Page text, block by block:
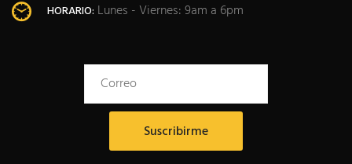
HORARIO: Lunes - Viernes: 9am a 6pm